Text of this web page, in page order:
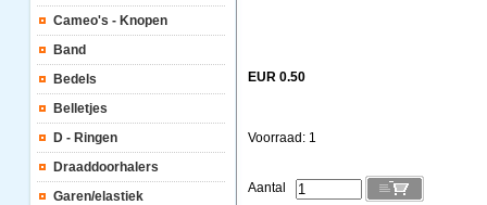
Cameo's - Knopen
Band
Bedels
Belletjes
D - Ringen
Draaddoorhalers
Garen/elastiek
EUR 0.50
Voorraad: 1
Aantal